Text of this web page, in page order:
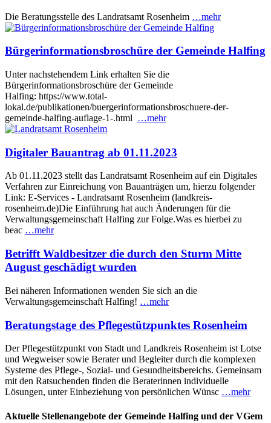
Die Beratungsstelle des Landratsamt Rosenheim …mehr
Bürgerinformationsbroschüre der Gemeinde Halfing
Unter nachstehendem Link erhalten Sie die
Bürgerinformationsbroschüre der Gemeinde
Halfing: https://www.total-
lokal.de/publikationen/buergerinformationsbroschuere-der-
gemeinde-halfing-auflage-1-.html …mehr
Digitaler Bauantrag ab 01.11.2023
Ab 01.11.2023 stellt das Landratsamt Rosenheim auf ein Digitales
Verfahren zur Einreichung von Bauanträgen um, hierzu folgender
Link: E-Services - Landratsamt Rosenheim (landkreis-
rosenheim.de)Die Einführung hat auch Änderungen für die
Verwaltungsgemeinschaft Halfing zur Folge.Was es hierbei zu
beac …mehr
Betrifft Waldbesitzer die durch den Sturm Mitte
August geschädigt wurden
Bei näheren Informationen wenden Sie sich an die
Verwaltungsgemeinschaft Halfing! …mehr
Beratungstage des Pflegestützpunktes Rosenheim
Der Pflegestützpunkt von Stadt und Landkreis Rosenheim ist Lotse
und Wegweiser sowie Berater und Begleiter durch die komplexen
Systeme des Pflege-, Sozial- und Gesundheitsbereichs. Gemeinsam
mit den Ratsuchenden finden die Beraterinnen individuelle
Lösungen, unter Einbeziehung von persönlichen Wünsc …mehr
Aktuelle Stellenangebote der Gemeinde Halfing und der VGem